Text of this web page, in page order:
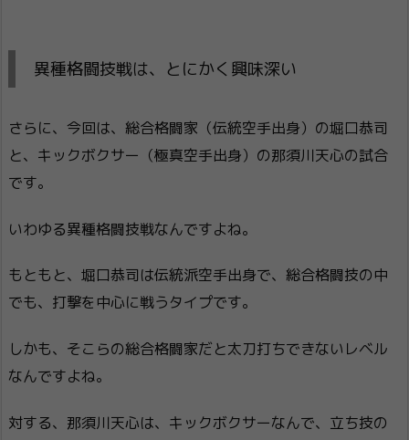
異種格闘技戦は、とにかく興味深い
さらに、今回は、総合格闘家（伝統空手出身）の堀口恭司
と、キックボクサー（極真空手出身）の那須川天心の試合
です。
いわゆる異種格闘技戦なんですよね。
もともと、堀口恭司は伝統派空手出身で、総合格闘技の中
でも、打撃を中心に戦うタイプです。
しかも、そこらの総合格闘家だと太刀打ちできないレベル
なんですよね。
対する、那須川天心は、キックボクサーなんで、立ち技の